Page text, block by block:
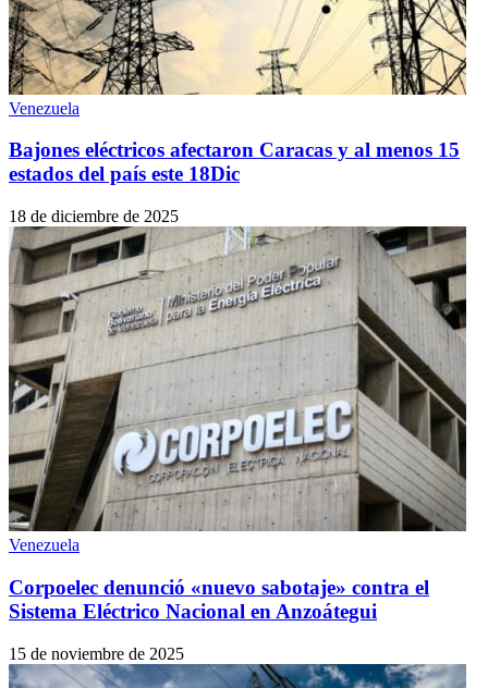
Venezuela
Bajones eléctricos afectaron Caracas y al menos 15
estados del país este 18Dic
18 de diciembre de 2025
Venezuela
Corpoelec denunció «nuevo sabotaje» contra el
Sistema Eléctrico Nacional en Anzoátegui
15 de noviembre de 2025